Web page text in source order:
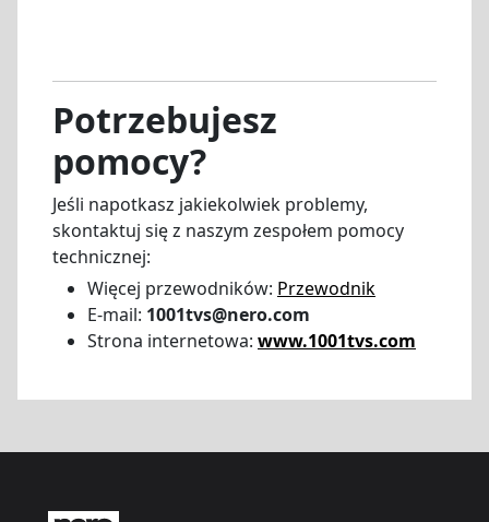
Potrzebujesz
pomocy?
Jeśli napotkasz jakiekolwiek problemy,
skontaktuj się z naszym zespołem pomocy
technicznej:
Więcej przewodników: Przewodnik
E-mail: 1001tvs@nero.com
Strona internetowa: www.1001tvs.com